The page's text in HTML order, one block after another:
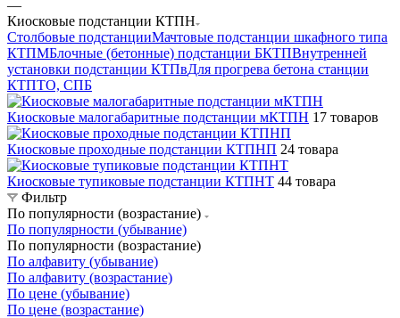
—
Киосковые подстанции КТПН
Столбовые подстанцииМачтовые подстанции шкафного типа
КТПМБлочные (бетонные) подстанции БКТПВнутренней
установки подстанции КТПвДля прогрева бетона станции
КТПТО, СПБ
Киосковые малогабаритные подстанции мКТПН 17 товаров
Киосковые проходные подстанции КТПНП 24 товара
Киосковые тупиковые подстанции КТПНТ 44 товара
Фильтр
По популярности (возрастание)
По популярности (убывание)
По популярности (возрастание)
По алфавиту (убывание)
По алфавиту (возрастание)
По цене (убывание)
По цене (возрастание)